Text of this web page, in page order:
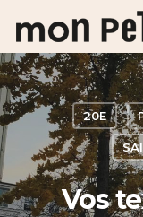
Hit enter to
20E
Vos